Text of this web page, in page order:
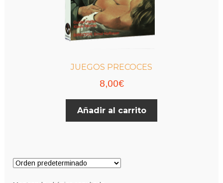
JUEGOS PRECOCES
8,00€
Añadir al carrito